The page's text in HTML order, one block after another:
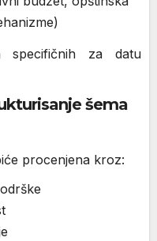
specifičnih za datu
šema
procenjena kroz: